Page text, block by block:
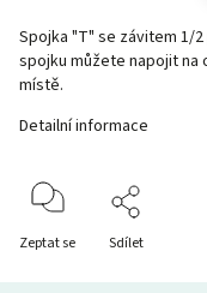
Spojka "T" se závitem 1/
spojku můžete napojit na
místě.
Detailní informace
Zeptat se Sdílet